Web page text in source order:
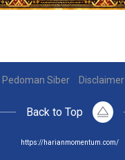
Pedoman Siber Disclaimer
Back to Top
https://harianmomentum.com/